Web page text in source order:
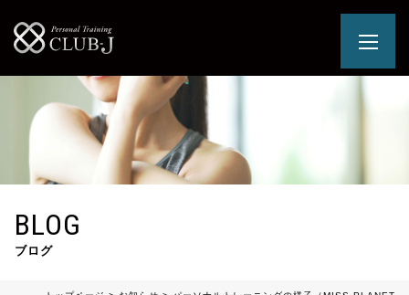
BLOG
ブログ